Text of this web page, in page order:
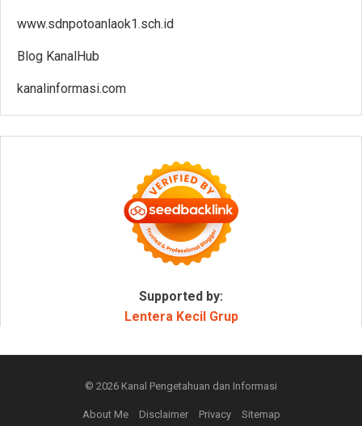
www.sdnpotoanlaok1.sch.id
Blog KanalHub
kanalinformasi.com
Supported by:
Lentera Kecil Grup
© 2026 Kanal Pengetahuan dan Informasi
About Me Disclaimer Privacy Sitemap